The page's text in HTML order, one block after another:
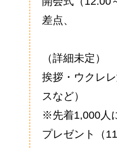
差点、
（詳細未定）
挨拶・ウクレ
スなど）
※先着1,000人
プレゼント（